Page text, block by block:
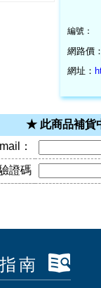
編號：
網路價
網址：
★ 此商品補貨
：
證碼
南